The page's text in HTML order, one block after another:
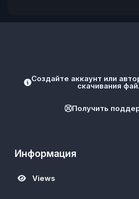
Создайте аккаунт или
скачивания
Получить
Информация
Views